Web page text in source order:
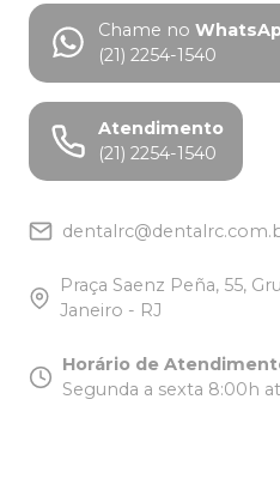
Chame no
(21) 2254-1540
Atendimento
(21) 2254-1540
Praça Saenz Peña, 55,
Janeiro - RJ
Horário de
Segunda a sexta 8:00h